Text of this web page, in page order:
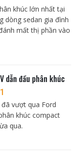
khúc lớn nhất tại
dòng sedan gia đình
mất thị phần vào
dẫn đầu phân khúc
1
đã vượt qua Ford
khúc compact
qua.